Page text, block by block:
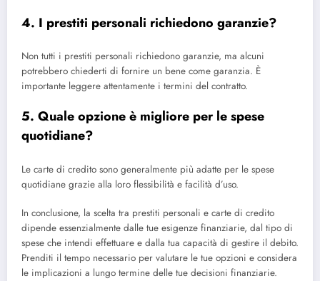
4. I prestiti personali richiedono garanzie?
Non tutti i prestiti personali richiedono garanzie, ma alcuni
potrebbero chiederti di fornire un bene come garanzia. È
importante leggere attentamente i termini del contratto.
5. Quale opzione è migliore per le spese
quotidiane?
Le carte di credito sono generalmente più adatte per le spese
quotidiane grazie alla loro flessibilità e facilità d’uso.
In conclusione, la scelta tra prestiti personali e carte di credito
dipende essenzialmente dalle tue esigenze finanziarie, dal tipo di
spese che intendi effettuare e dalla tua capacità di gestire il debito.
Prenditi il tempo necessario per valutare le tue opzioni e considera
le implicazioni a lungo termine delle tue decisioni finanziarie.